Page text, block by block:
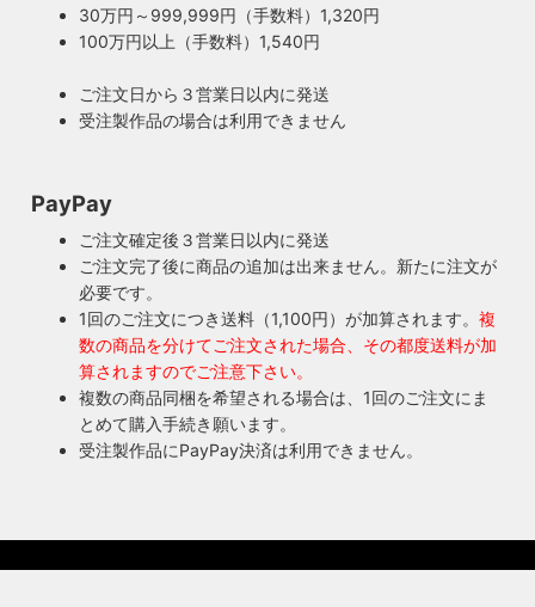
もしもの時も安心・製作担当者が修理を行いま
連絡ください！ハンドメイド照明やアンティーク照明は修理
が心配とよくお声を頂きますが、当店では器具を製作した本
◆もっと詳しく見る
いたインシュレーター（絶縁体）はご覧の通り炭化してボロ
ボロに。当店では専門機関に依頼し、特殊カーボンを使いオ
リジナルのインシュレーターを製造しました。これで100年
近く前のソケットも安心してお使い頂けます。
30万円～999,999円（手数料）1,320円
100万円以上（手数料）1,540円
ご注文日から３営業日以内に発送
受注製作品の場合は利用できません
PayPay
ご注文確定後３営業日以内に発送
ご注文完了後に商品の追加は出来ません。新たに注文が
必要です。
1回のご注文につき送料（1,100円）が加算されます。 複
数の商品を分けてご注文された場合、その都度送料が加
算されますのでご注意下さい。
複数の商品同梱を希望される場合は、1回のご注文にま
とめて購入手続き願います。
受注製作品にPayPay決済は利用できません。